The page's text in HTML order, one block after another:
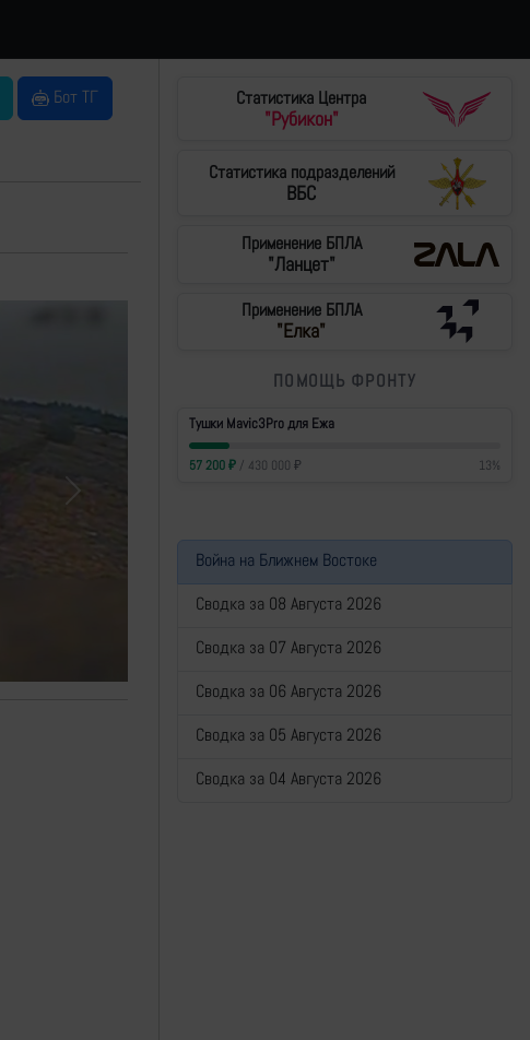
Бот ТГ
Next
Статистика Центра
"Рубикон"
Статистика подразделений
ВБС
Применение БПЛА
"Ланцет"
Применение БПЛА
"Елка"
ПОМОЩЬ ФРОНТУ
Тушки Mavic3Pro для Ежа
57 200₽/ 430 000 ₽ 13%
Война на Ближнем Востоке
Сводка за 08 Августа 2026
Сводка за 07 Августа 2026
Сводка за 06 Августа 2026
Сводка за 05 Августа 2026
Сводка за 04 Августа 2026